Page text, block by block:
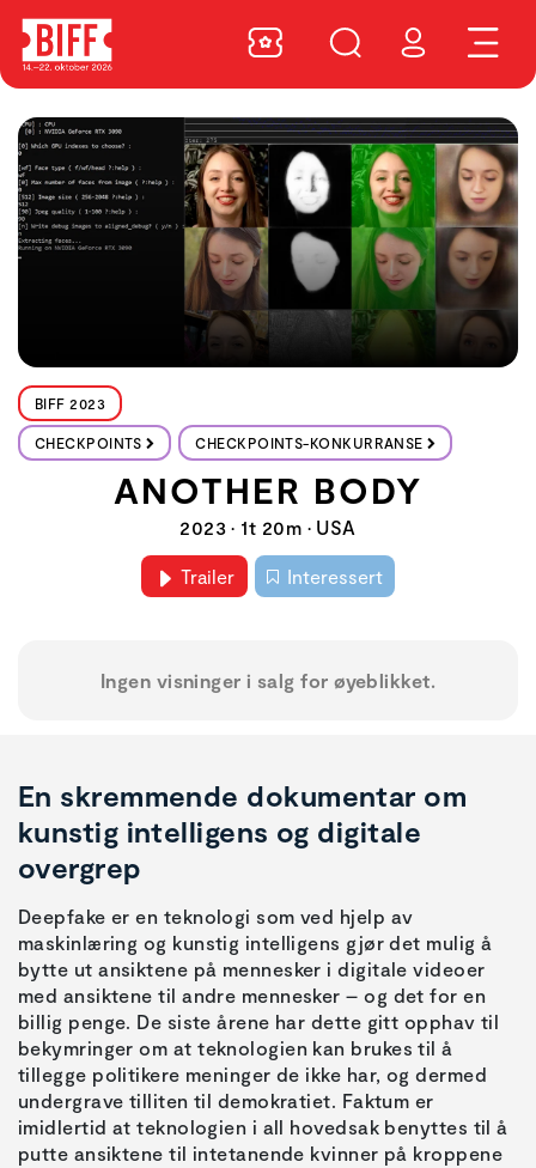
BIFF 2023
CHECKPOINTS CHECKPOINTS-KONKURRANSE
ANOTHER BODY
2023 • 1t 20m • USA
Trailer Interessert
Ingen visninger i salg for øyeblikket.
En skremmende dokumentar om
kunstig intelligens og digitale
overgrep
Deepfake er en teknologi som ved hjelp av
maskinlæring og kunstig intelligens gjør det mulig å
bytte ut ansiktene på mennesker i digitale videoer
med ansiktene til andre mennesker – og det for en
billig penge. De siste årene har dette gitt opphav til
bekymringer om at teknologien kan brukes til å
tillegge politikere meninger de ikke har, og dermed
undergrave tilliten til demokratiet. Faktum er
imidlertid at teknologien i all hovedsak benyttes til å
putte ansiktene til intetanende kvinner på kroppene